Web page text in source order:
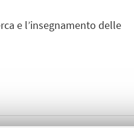
e l’insegnamento delle